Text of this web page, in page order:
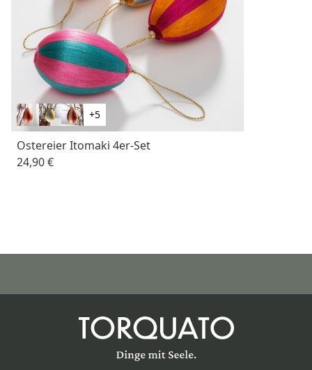
+5
Ostereier Itomaki 4er-Set
24,90 €